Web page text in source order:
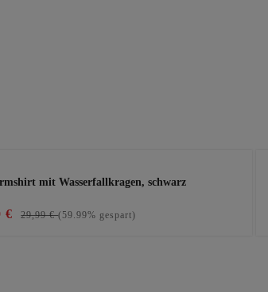
mit Wasserfallkragen, schwarz
€ 29,99 €(59.99% gespart)